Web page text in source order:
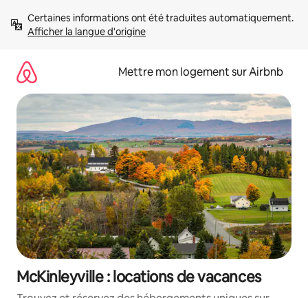
directement
Afficher la langue d'origine
Mettre mon logement sur Airbnb
McKinleyville : locations de vacances